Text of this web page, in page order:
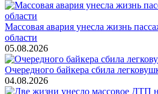
Массовая авария унесла жизнь
области
05.08.2026
Очередного байкера сбила
04.08.2026